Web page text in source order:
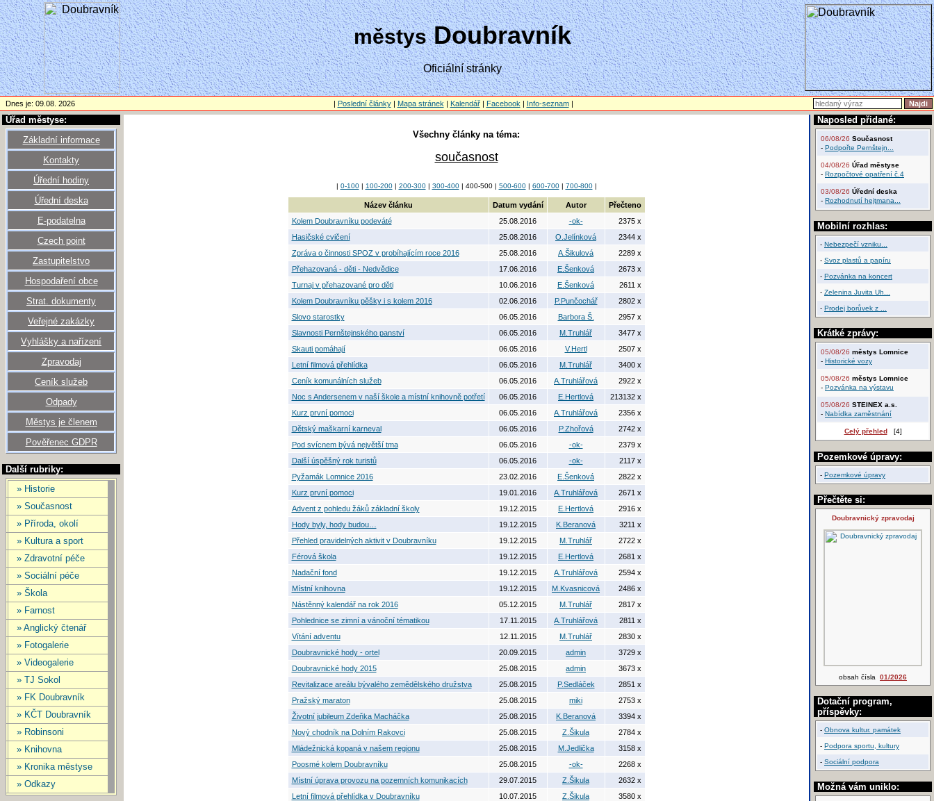
městysDoubravník
Oficiální stránky
Dnes je: 09.08. 2026 | Poslední články| Mapa stránek | Kalendář| Facebook | Info-seznam|
Úřad městyse:
Základní informace
Kontakty
Úřední hodiny
Úřední deska
E-podatelna
Czech point
Zastupitelstvo
Hospodaření obce
Strat. dokumenty
Veřejné zakázky
Vyhlášky a nařízení
Zpravodaj
Ceník služeb
Odpady
Městys je členem
Pověřenec GDPR
Další rubriky:
» Historie
» Současnost
» Příroda, okolí
» Kultura a sport
» Zdravotní péče
» Sociální péče
» Škola
» Farnost
» Anglický čtenář
» Fotogalerie
» Videogalerie
» TJ Sokol
» FK Doubravník
» KČT Doubravník
» Robinsoni
» Knihovna
» Kronika městyse
» Odkazy
Naposled přidané:
06/08/26 Současnost
- Podpořte Pernštejn...
04/08/26 Úřad městyse
- Rozpočtové opatření č.4
03/08/26 Úřední deska
- Rozhodnutí hejtmana...
Mobilní rozhlas:
- Nebezpečí vzniku...
- Svoz plastů a papíru
- Pozvánka na koncert
- Zelenina Juvita Uh...
- Prodej borůvek z ...
Krátké zprávy:
05/08/26 městys Lomnice
- Historické vozy
05/08/26 městys Lomnice
- Pozvánka na výstavu
05/08/26 STEINEX a.s.
- Nabídka zaměstnání
Celý přehled[4]
Pozemkové úpravy:
- Pozemkové úpravy
Přečtěte si:
Doubravnický zpravodaj
obsah čísla 01/2026
Dotační program,
příspěvky:
- Obnova kultur. památek
- Podpora sportu, kultury
- Sociální podpora
Možná vám uniklo:
Všechny články na téma:
současnost
| 0-100| 100-200| 200-300| 300-400| 400-500 | 500-600| 600-700| 700-800|
Název článku Datum vydání Autor
Přečteno
Kolem Doubravníku podeváté
25.08.2016 -ok-
2375 x
Hasičské cvičení
25.08.2016 O.Jelínková
2344 x
Zpráva o činnosti SPOZ v probíhajícím roce 2016
25.08.2016 A.Šikulová
2289 x
Přehazovaná - děti - Nedvědice
17.06.2016 E.Šenková
2673 x
Turnaj v přehazované pro děti
10.06.2016 E.Šenková
2611 x
Kolem Doubravníku pěšky i s kolem 2016
02.06.2016 P.Punčochář
2802 x
Slovo starostky
06.05.2016 Barbora Š.
2957 x
Slavnosti Pernštejnského panství
06.05.2016 M.Truhlář
3477 x
Skauti pomáhají
06.05.2016 V.Hertl
2507 x
Letní filmová přehlídka
06.05.2016 M.Truhlář
3400 x
Ceník komunálních služeb
06.05.2016 A.Truhlářová
2922 x
Noc s Andersenem v naší škole a místní knihovně potřetí
06.05.2016 E.Hertlová
213132 x
Kurz první pomoci
06.05.2016 A.Truhlářová
2356 x
Dětský maškarní karneval
06.05.2016 P.Zhořová
2742 x
Pod svícnem bývá největší tma
06.05.2016 -ok-
2379 x
Další úspěšný rok turistů
06.05.2016 -ok-
2117 x
Pyžamák Lomnice 2016
23.02.2016 E.Šenková
2822 x
Kurz první pomoci
19.01.2016 A.Truhlářová
2671 x
Advent z pohledu žáků základní školy
19.12.2015 E.Hertlová
2916 x
Hody byly, hody budou…
19.12.2015 K.Beranová
3211 x
Přehled pravidelných aktivit v Doubravníku
19.12.2015 M.Truhlář
2722 x
Férová škola
19.12.2015 E.Hertlová
2681 x
Nadační fond
19.12.2015 A.Truhlářová
2594 x
Místní knihovna
19.12.2015 M.Kvasnicová
2486 x
Nástěnný kalendář na rok 2016
05.12.2015 M.Truhlář
2817 x
Pohlednice se zimní a vánoční tématikou
17.11.2015 A.Truhlářová
2811 x
Vítání adventu
12.11.2015 M.Truhlář
2830 x
Doubravnické hody - ortel
20.09.2015 admin
3729 x
Doubravnické hody 2015
25.08.2015 admin
3673 x
Revitalizace areálu bývalého zemědělského družstva
25.08.2015 P.Sedláček
2851 x
Pražský maraton
25.08.2015 miki
2753 x
Životní jubileum Zdeňka Macháčka
25.08.2015 K.Beranová
3394 x
Nový chodník na Dolním Rakovci
25.08.2015 Z.Šikula
2784 x
Mládežnická kopaná v našem regionu
25.08.2015 M.Jedlička
3158 x
Poosmé kolem Doubravníku
25.08.2015 -ok-
2268 x
Místní úprava provozu na pozemních komunikacích
29.07.2015 Z.Šikula
2632 x
Letní filmová přehlídka v Doubravníku
10.07.2015 Z.Šikula
3580 x